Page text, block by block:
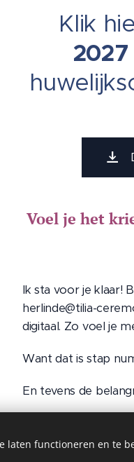
Klik
2027
Voel je het
Ik sta voor je klaar!
herlinde@tilia-
digitaal. Zo voel je
Want dat is stap
En tevens de
laten functioneren en te